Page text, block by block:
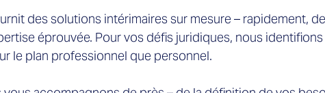
des solutions intérimaires sur mesure – rapidement, de
éprouvée. Pour vos défis juridiques, nous
le plan professionnel que personnel.